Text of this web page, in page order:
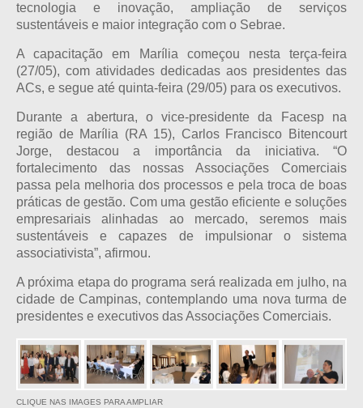
tecnologia e inovação, ampliação de serviços
sustentáveis e maior integração com o Sebrae.
A capacitação em Marília começou nesta terça-feira
(27/05), com atividades dedicadas aos presidentes das
ACs, e segue até quinta-feira (29/05) para os executivos.
Durante a abertura, o vice-presidente da Facesp na
região de Marília (RA 15), Carlos Francisco Bitencourt
Jorge, destacou a importância da iniciativa. “O
fortalecimento das nossas Associações Comerciais
passa pela melhoria dos processos e pela troca de boas
práticas de gestão. Com uma gestão eficiente e soluções
empresariais alinhadas ao mercado, seremos mais
sustentáveis e capazes de impulsionar o sistema
associativista”, afirmou.
A próxima etapa do programa será realizada em julho, na
cidade de Campinas, contemplando uma nova turma de
presidentes e executivos das Associações Comerciais.
CLIQUE NAS IMAGES PARA AMPLIAR